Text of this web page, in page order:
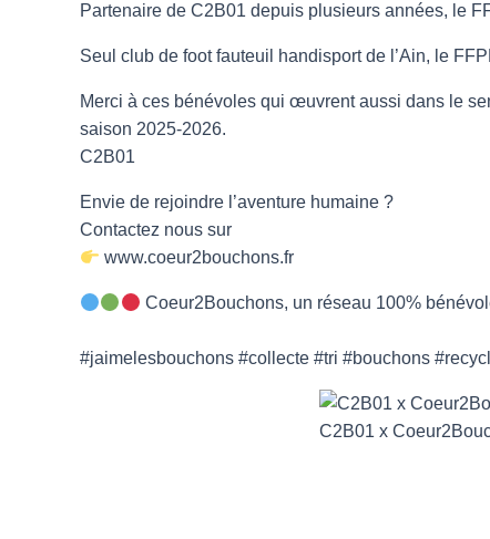
Partenaire de C2B01 depuis plusieurs années, le
Seul club de foot fauteuil handisport de l’Ain, le
Merci à ces bénévoles qui œuvrent aussi dans le
saison 2025-2026.
C2B01
Envie de rejoindre l’aventure humaine ?
Contactez nous sur
www.coeur2bouchons.fr
Coeur2Bouchons, un réseau 100%
#jaimelesbouchons #collecte #tri #bouchons
C2B01 x